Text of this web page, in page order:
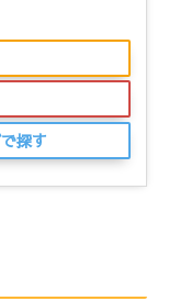
探す